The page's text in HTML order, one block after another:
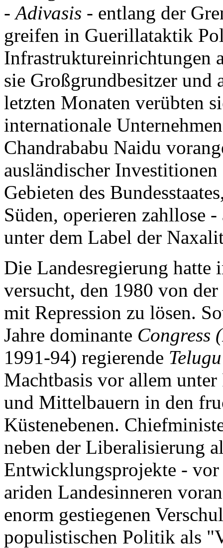
- Adivasis - entlang der
greifen in Guerillataktik
Infrastruktureinrichtungen
sie Großgrundbesitzer und
letzten Monaten verübten
internationale
Chandrababu Naidu
ausländischer
Gebieten des
Süden, operieren zahllose
unter dem Label der
Die Landesregierung hatte
versucht, den 1980 von
mit Repression zu lösen.
Jahre dominante Congress
1991-94) regierende
Machtbasis vor allem
und Mittelbauern in den
Küstenebenen.
neben der Liberalisierung
Entwicklungsprojekte -
ariden Landesinneren
enorm gestiegenen
populistischen Politik als